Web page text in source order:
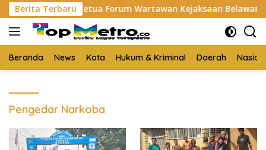
Langsung
ke
konten
Berita Terbaru
Jadi Ketua Forum Wartawan Kejaksaan Belawan,
Beranda News Kota Hukum & Kriminal Daerah
Pengedar Narkoba